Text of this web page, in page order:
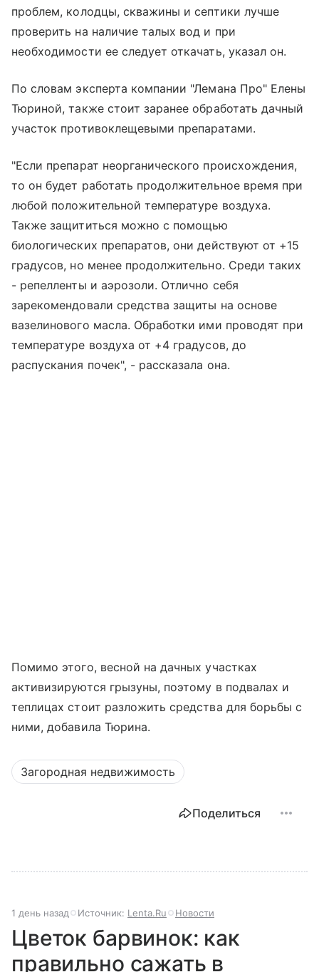
проблем, колодцы, скважины и септики лучше
проверить на наличие талых вод и при
необходимости ее следует откачать, указал он.
По словам эксперта компании "Лемана Про" Елены
Тюриной, также стоит заранее обработать дачный
участок противоклещевыми препаратами.
"Если препарат неорганического происхождения,
то он будет работать продолжительное время при
любой положительной температуре воздуха.
Также защититься можно с помощью
биологических препаратов, они действуют от +15
градусов, но менее продолжительно. Среди таких
- репелленты и аэрозоли. Отлично себя
зарекомендовали средства защиты на основе
вазелинового масла. Обработки ими проводят при
температуре воздуха от +4 градусов, до
распускания почек", - рассказала она.
Помимо этого, весной на дачных участках
активизируются грызуны, поэтому в подвалах и
теплицах стоит разложить средства для борьбы с
ними, добавила Тюрина.
Загородная недвижимость
Поделиться
1 день назад Источник: Lenta.Ru Новости
Цветок барвинок: как
правильно сажать в